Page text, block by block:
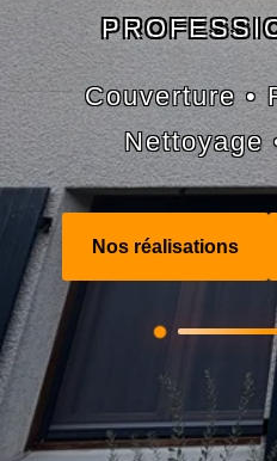
Couverture •
Nettoyage
Nos réalisations